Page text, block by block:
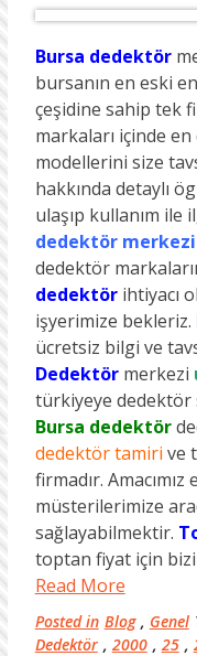
Bursa dedektör
bursanın en eski
çeşidine sahip tek
markaları içinde
modellerini size
hakkında detaylı
ulaşıp kullanım ile
dedektör merkezi
dedektör
dedektörihtiyacı
işyerimize bekleriz.
ücretsiz bilgi ve
Dedektörmerkezi
türkiyeye dedektör
Bursa dedektör
dedektör tamiri ve
firmadır.
müsterilerimize
sağlayabilmektir.
toptan fiyat için
Read More
Posted in Blog , Genel
Dedektör , 2000 , 25 ,